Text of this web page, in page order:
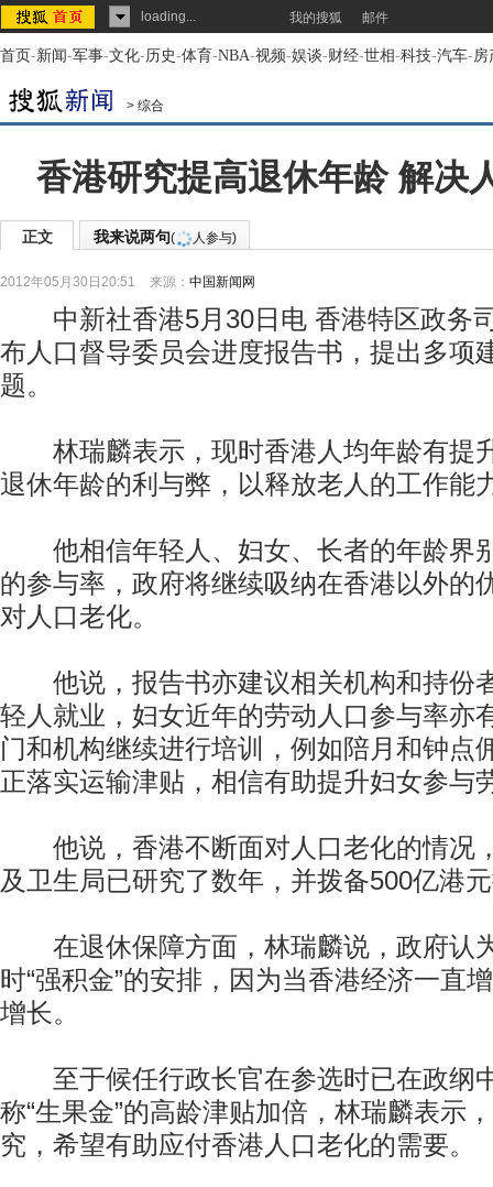
loading... 我的搜狐 邮件
首页-新闻-军事-文化-历史-体育-NBA-视频-娱谈-财经-世相-科技-汽车-房
> 综合
香港研究提高退休年龄 解决
正文 我来说两句( 人参与)
2012年05月30日20:51 来源： 中国新闻网
中新社香港5月30日电 香港特区政务
布人口督导委员会进度报告书，提出多项
题。
林瑞麟表示，现时香港人均年龄有提
退休年龄的利与弊，以释放老人的工作能
他相信年轻人、妇女、长者的年龄界
的参与率，政府将继续吸纳在香港以外的
对人口老化。
他说，报告书亦建议相关机构和持份
轻人就业，妇女近年的劳动人口参与率亦
门和机构继续进行培训，例如陪月和钟点
正落实运输津贴，相信有助提升妇女参与
他说，香港不断面对人口老化的情况
及卫生局已研究了数年，并拨备500亿港
在退休保障方面，林瑞麟说，政府认
时“强积金”的安排，因为当香港经济一直
增长。
至于候任行政长官在参选时已在政纲
称“生果金”的高龄津贴加倍，林瑞麟表示
究，希望有助应付香港人口老化的需要。